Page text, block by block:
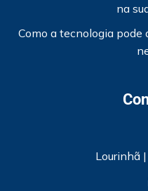
na
Como a tecnologia pode
Lourinhã